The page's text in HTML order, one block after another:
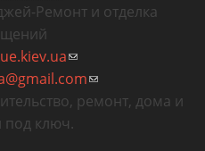
-Ремонт и отделка
отправки email)
отправки email)
ремонт, дома и
под ключ.